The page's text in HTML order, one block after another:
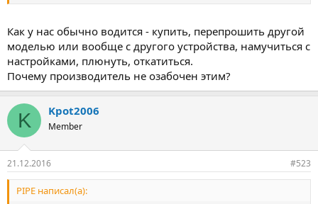
Как у нас обычно водится - купить, перепрошить другой
моделью или вообще с другого устройства, намучиться с
настройками, плюнуть, откатиться.
Почему производитель не озабочен этим?
K Kpot2006
Member
21.12.2016 #523
PIPE написал(а):